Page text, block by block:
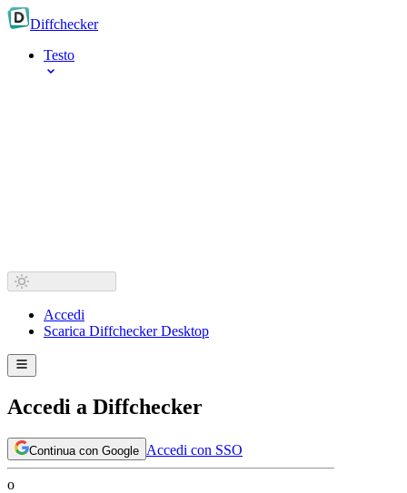
Diffchecker
Testo
Accedi
Scarica Diffchecker Desktop
Accedi a Diffchecker
Continua con Google Accedi con SSO
o